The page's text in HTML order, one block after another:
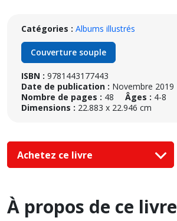
Catégories : Albums illustrés
Couverture souple
ISBN : 9781443177443
Date de publication : Novembre 2019
Nombre de pages : 48 Âges : 4-8
Dimensions : 22.883 x 22.946 cm
Achetez ce livre
À propos de ce livre